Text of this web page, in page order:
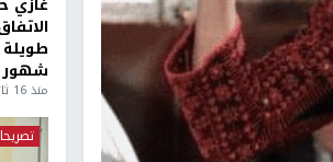
شهور
منذ 16 ثانية